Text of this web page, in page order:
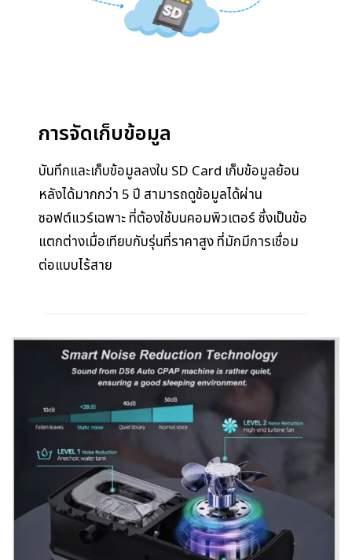
การจัดเก็บข้อมูล
บันทึกและเก็บข้อมูลลงใน SD Card เก็บข้อมูลย้อน
หลังได้มากกว่า 5 ปี สามารถดูข้อมูลได้ผ่าน
ซอฟต์แวร์เฉพาะ ที่ต้องใช้บนคอมพิวเตอร์ ซึ่งเป็นข้อ
แตกต่างเมื่อเทียบกับรุ่นที่ราคาสูง ที่มักมีการเชื่อม
ต่อแบบไร้สาย